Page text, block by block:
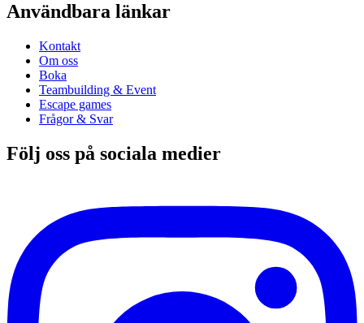
Användbara länkar
Kontakt
Om oss
Boka
Teambuilding & Event
Escape games
Frågor & Svar
Följ oss på sociala medier